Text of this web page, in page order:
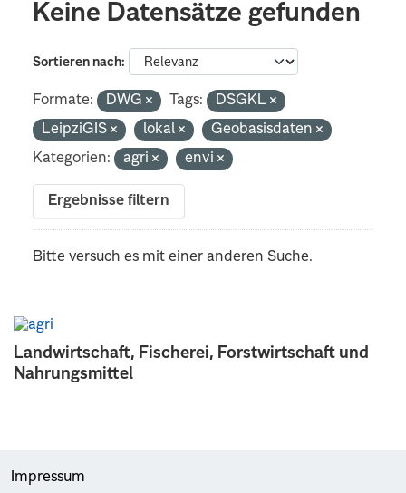
Landwirtschaft, Fischerei, Forstwirtschaft und
Nahrungsmittel
Keine Datensätze gefunden
Sortieren nach
Formate: DWG Tags:
DSGKL
LeipziGIS
lokal
Geobasisdaten
Kategorien:
agri envi
Ergebnisse filtern
Bitte versuch es mit einer anderen Suche.
Impressum